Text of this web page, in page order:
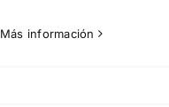
Más información